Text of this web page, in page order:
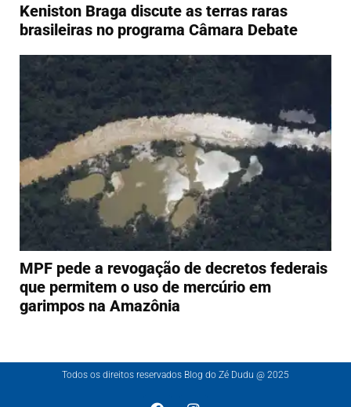
Keniston Braga discute as terras raras
brasileiras no programa Câmara Debate
MPF pede a revogação de decretos federais
que permitem o uso de mercúrio em
garimpos na Amazônia
Todos os direitos reservados Blog do Zé Dudu @ 2025